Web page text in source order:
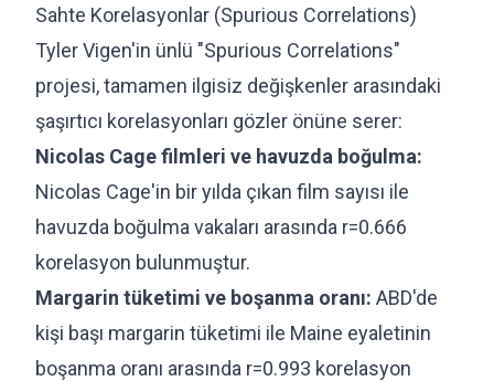
Sahte Korelasyonlar (Spurious Correlations)
Tyler Vigen'in ünlü "Spurious Correlations"
projesi, tamamen ilgisiz değişkenler arasındaki
şaşırtıcı korelasyonları gözler önüne serer:
Nicolas Cage filmleri ve havuzda boğulma:
Nicolas Cage'in bir yılda çıkan film sayısı ile
havuzda boğulma vakaları arasında r=0.666
korelasyon bulunmuştur.
Margarin tüketimi ve boşanma oranı: ABD'de
kişi başı margarin tüketimi ile Maine eyaletinin
boşanma oranı arasında r=0.993 korelasyon